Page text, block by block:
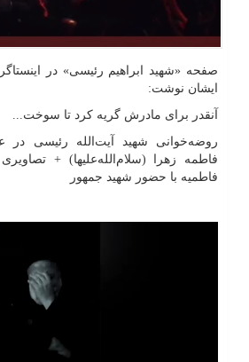
صفحه «شهید ابراهیم رئیسی» در
ایشان نوشت:
آنقدر برای مادرش گریه کرد تا سوخت...
روضه‌خوانی شهید آیت‌الله رئیسی در
فاطمه زهرا (سلام‌الله‌علیها) +
فاطمیه با حضور شهید جمهور